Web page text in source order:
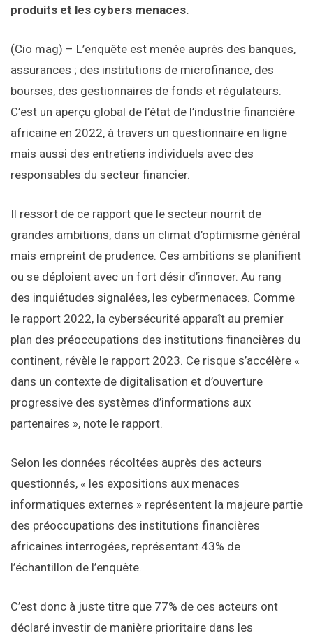
produits et les cybers menaces.
(Cio mag) – L’enquête est menée auprès des banques,
assurances ; des institutions de microfinance, des
bourses, des gestionnaires de fonds et régulateurs.
C’est un aperçu global de l’état de l’industrie financière
africaine en 2022, à travers un questionnaire en ligne
mais aussi des entretiens individuels avec des
responsables du secteur financier.
Il ressort de ce rapport que le secteur nourrit de
grandes ambitions, dans un climat d’optimisme général
mais empreint de prudence. Ces ambitions se planifient
ou se déploient avec un fort désir d’innover. Au rang
des inquiétudes signalées, les cybermenaces. Comme
le rapport 2022, la cybersécurité apparaît au premier
plan des préoccupations des institutions financières du
continent, révèle le rapport 2023. Ce risque s’accélère «
dans un contexte de digitalisation et d’ouverture
progressive des systèmes d’informations aux
partenaires », note le rapport.
Selon les données récoltées auprès des acteurs
questionnés, « les expositions aux menaces
informatiques externes » représentent la majeure partie
des préoccupations des institutions financières
africaines interrogées, représentant 43% de
l’échantillon de l’enquête.
C’est donc à juste titre que 77% de ces acteurs ont
déclaré investir de manière prioritaire dans les